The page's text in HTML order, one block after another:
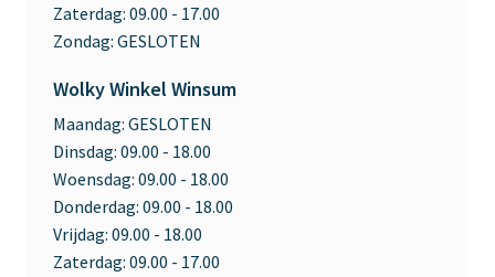
Zaterdag: 09.00 - 17.00
Zondag: GESLOTEN
Wolky Winkel Winsum
Maandag: GESLOTEN
Dinsdag: 09.00 - 18.00
Woensdag: 09.00 - 18.00
Donderdag: 09.00 - 18.00
Vrijdag: 09.00 - 18.00
Zaterdag: 09.00 - 17.00